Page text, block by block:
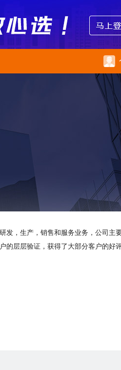
，生产，销售和服务业务，公司主
的层层验证，获得了大部分客户的好